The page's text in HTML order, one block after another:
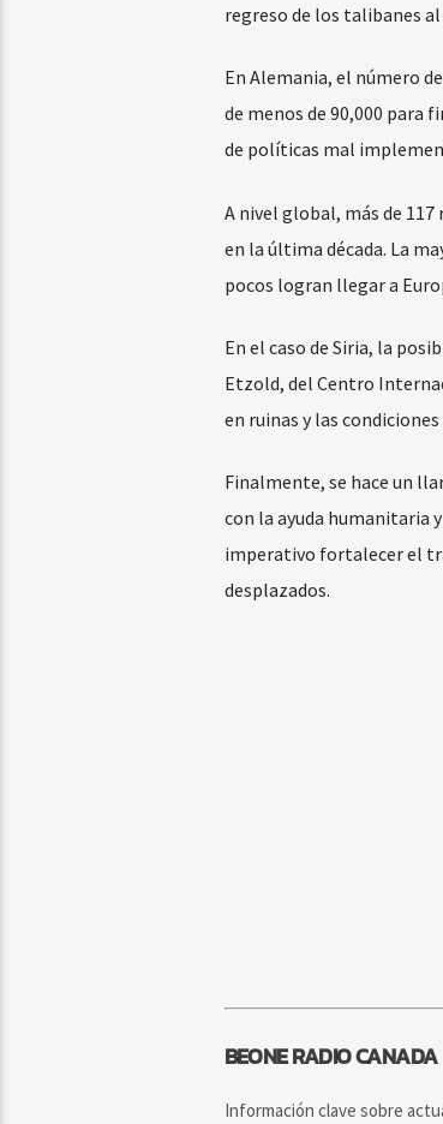
regreso de los talibanes
En Alemania, el número
de menos de 90,000 para
de políticas mal
A nivel global, más de
en la última década. La
pocos logran llegar a
En el caso de Siria, la
Etzold, del Centro
en ruinas y las
Finalmente, se hace un
con la ayuda humanitaria
imperativo fortalecer el
desplazados.
BEONE RADIO CANADA
Información clave sobre